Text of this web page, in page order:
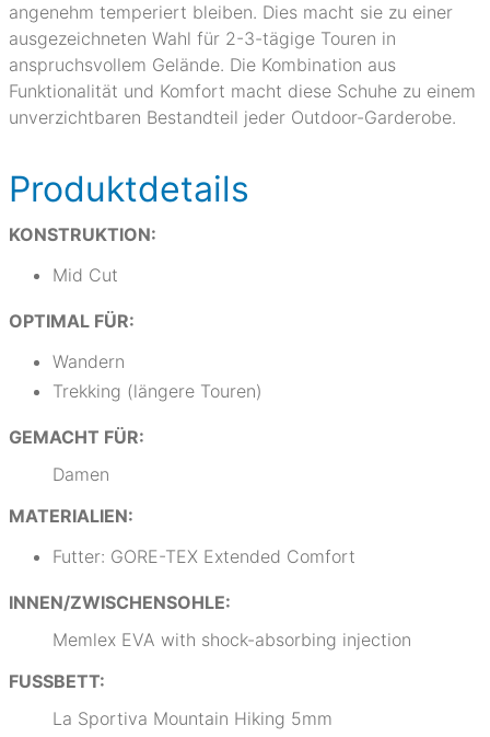
angenehm temperiert bleiben. Dies macht sie zu einer
ausgezeichneten Wahl für 2-3-tägige Touren in
anspruchsvollem Gelände. Die Kombination aus
Funktionalität und Komfort macht diese Schuhe zu einem
unverzichtbaren Bestandteil jeder Outdoor-Garderobe.
Produktdetails
KONSTRUKTION:
Mid Cut
OPTIMAL FÜR:
Wandern
Trekking (längere Touren)
GEMACHT FÜR:
Damen
MATERIALIEN:
Futter: GORE-TEX Extended Comfort
INNEN/ZWISCHENSOHLE:
Memlex EVA with shock-absorbing injection
FUSSBETT:
La Sportiva Mountain Hiking 5mm